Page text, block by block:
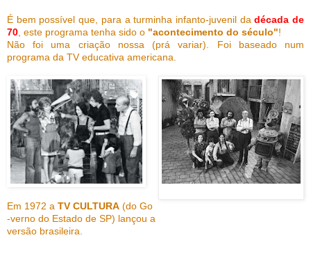
É bem possível que, para a turminha infanto-juvenil dadécada de
70, este programa tenha sido o "acontecimento do século"!
Não foi uma criação nossa (prá variar). Foi baseado num
programa da TV educativa americana.
Em 1972 a TV CULTURA (do Go
-verno do Estado de SP) lançou a
versão brasileira.